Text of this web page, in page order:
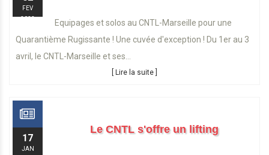
FEV
2022
Equipages et solos au CNTL-Marseille pour une
Quarantième Rugissante ! Une cuvée d'exception ! Du 1er au 3
avril, le CNTL-Marseille et ses...
[ Lire la suite ]
17
JAN
Le CNTL s'offre un lifting